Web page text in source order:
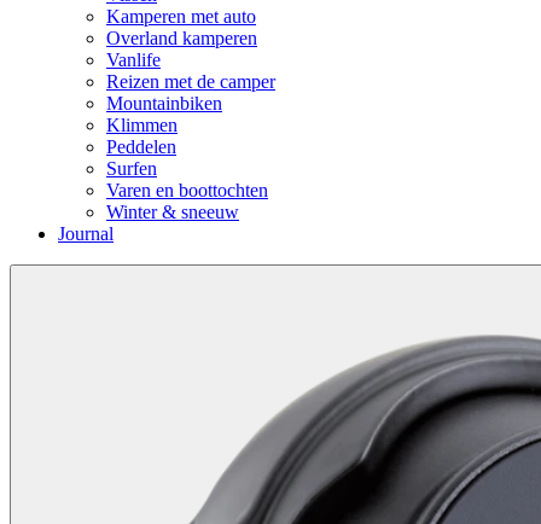
Kamperen met auto
Overland kamperen
Vanlife
Reizen met de camper
Mountainbiken
Klimmen
Peddelen
Surfen
Varen en boottochten
Winter & sneeuw
Journal